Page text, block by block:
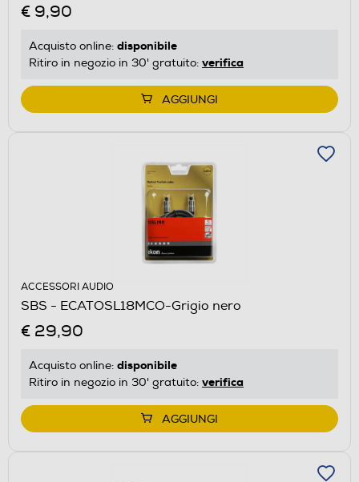
€ 9,90
Acquisto online: disponibile
Ritiro in negozio in 30' gratuito: verifica
AGGIUNGI
ACCESSORI AUDIO
SBS - ECATOSL18MCO-Grigio nero
€ 29,90
Acquisto online: disponibile
Ritiro in negozio in 30' gratuito: verifica
AGGIUNGI